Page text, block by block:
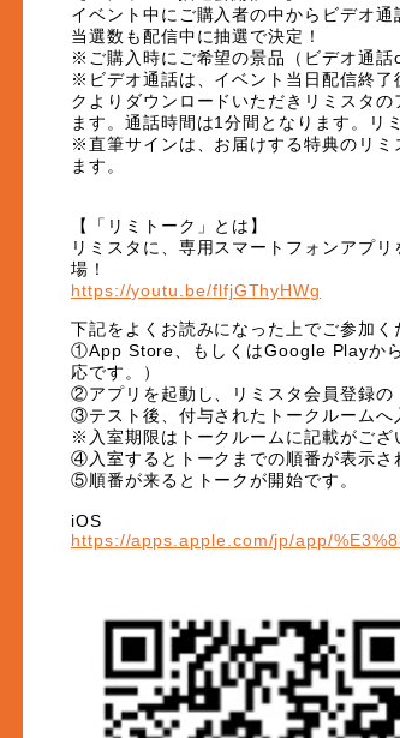
イベント中にご購入者の中からビデオ通
当選数も配信中に抽選で決定！
※ご購入時にご希望の景品（ビデオ通話
※ビデオ通話は、イベント当日配信終了
クよりダウンロードいただきリミスタ
ます。通話時間は1分間となります。リ
※直筆サインは、お届けする特典のリ
ます。
【「リミトーク」とは】
リミスタに、専用スマートフォンアプ
場！
https://youtu.be/flfjGThyHWg
下記をよくお読みになった上でご参加く
①App Store 、もしくはGoogle Playか
応です。）
②アプリを起動し、リミスタ会員登録の
③テスト後、付与されたトークルームへ
※入室期限はトークルームに記載がござ
④入室するとトークまでの順番が表示さ
⑤順番が来るとトークが開始です。
iOS
https://apps.apple.com/jp/app/